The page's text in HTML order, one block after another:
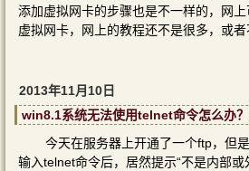
添加虚拟网卡的步骤也是不一样的，网
虚拟网卡，网上的教程还不是很多，或
2013年11月10日
win8.1系统无法使用telnet命令怎么办
今天在服务器上开通了一个ftp，但
输入telnet命令后，居然提示“不是内部